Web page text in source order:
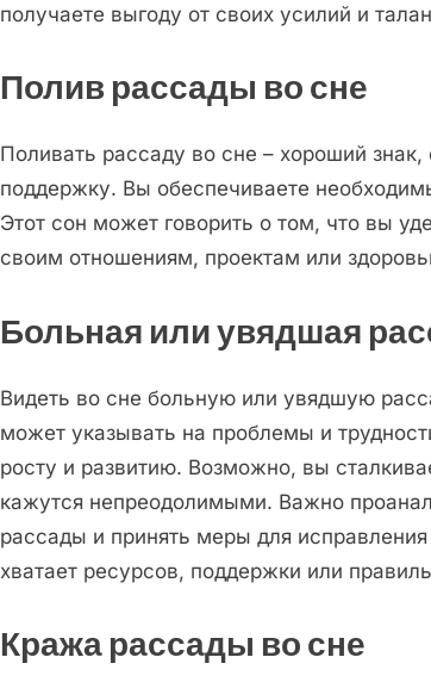
получаете выгоду от своих усилий и
Полив рассады во сне
Поливать рассаду во сне – хороший
поддержку. Вы обеспечиваете
Этот сон может говорить о том, что вы
своим отношениям, проектам или
Больная или увядшая
Видеть во сне больную или увядшую
может указывать на проблемы и
росту и развитию. Возможно, вы
кажутся непреодолимыми. Важно
рассады и принять меры для
хватает ресурсов, поддержки или
Кража рассады во сне